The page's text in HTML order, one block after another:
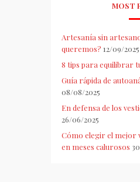
MOST
Artesanía sin
queremos? 12/09/2025
8 tips para equilibrar
Guía rápida de
08/08/2025
En defensa de los
26/06/2025
Cómo elegir el mejor
en meses calurosos